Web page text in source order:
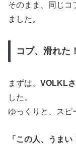
そのまま、同じコ
ました。
コブ、滑れた！
まずは、 VOLKL
した。
ゆっくりと、スピ
「この人、うまい